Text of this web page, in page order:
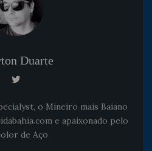
Duarte
o Mineiro mais Baiano
e apaixonado pelo
de Aço